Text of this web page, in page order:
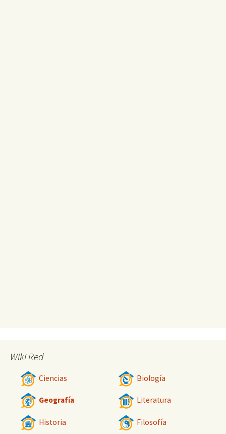
Wiki Red
Ciencias Biología
Geografía Literatura
Historia Filosofía